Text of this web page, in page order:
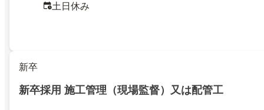
土日休み
新卒
新卒採用 施工管理（現場監督）又は配管工